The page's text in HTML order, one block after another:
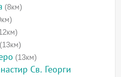
(8км)
(13км)
(13км)
Св. Георги